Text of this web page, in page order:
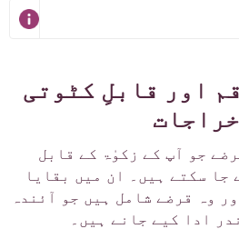
اور قابلِ کٹوتی
جو آپ کے زکوٰۃ کے قابل
جا سکتے ہیں۔ ان میں بقایا
وہ قرضے شامل ہیں جو آئندہ
ادا کیے جانے ہیں۔